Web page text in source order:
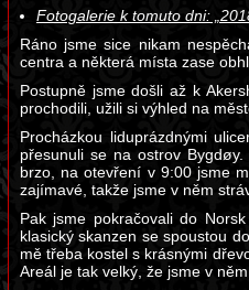
Fotogalerie k tomuto dni:
Ráno jsme sice nikam
centra a některá místa zase
Postupně jsme došli až k
prochodili, užili si výhled na
Procházkou liduprázdnými
přesunuli se na ostrov
brzo, na otevření v 9:00 jsme
zajímavé, takže jsme v něm
Pak jsme pokračovali do
klasický skanzen se spoustou
mě třeba kostel s krásnými
Areál je tak velký, že jsme v